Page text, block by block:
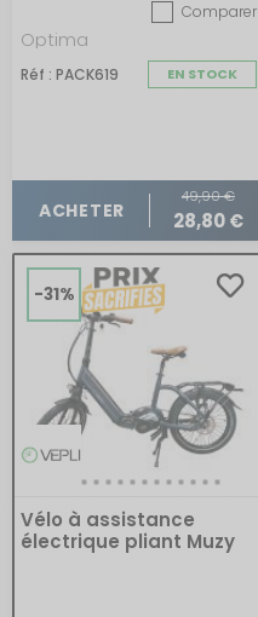
Comparer
Optima
Réf : PACK619 EN STOCK
ACHETER
49,90 €
28,80 €
-31%
Vélo à assistance
électrique pliant Muzy